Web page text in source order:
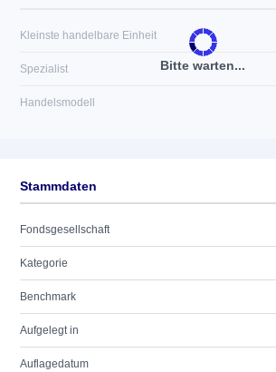
Bitte warten...
Kleinste handelbare Einheit
Spezialist
Handelsmodell
Stammdaten
Fondsgesellschaft
Kategorie
Benchmark
Aufgelegt in
Auflagedatum